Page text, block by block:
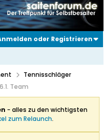
oder Registrieren
Tennisschläger
Team
- alles zu den wichtigsten
zum Relaunch.